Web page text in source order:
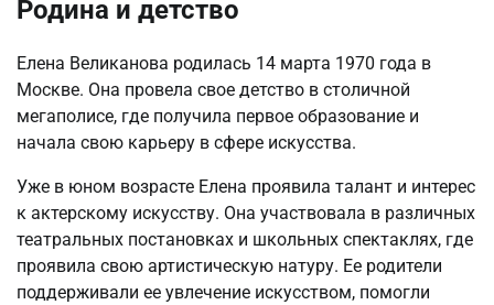
Родина и детство
Елена Великанова родилась 14 марта 1970 года в
Москве. Она провела свое детство в столичной
мегаполисе, где получила первое образование и
начала свою карьеру в сфере искусства.
Уже в юном возрасте Елена проявила талант и интерес
к актерскому искусству. Она участвовала в различных
театральных постановках и школьных спектаклях, где
проявила свою артистическую натуру. Ее родители
поддерживали ее увлечение искусством, помогли